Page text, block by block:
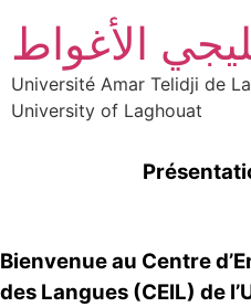
الأغواط
Université Amar Telidji de
University of Laghouat
Bienvenue au Centre
des Langues (CEIL) de